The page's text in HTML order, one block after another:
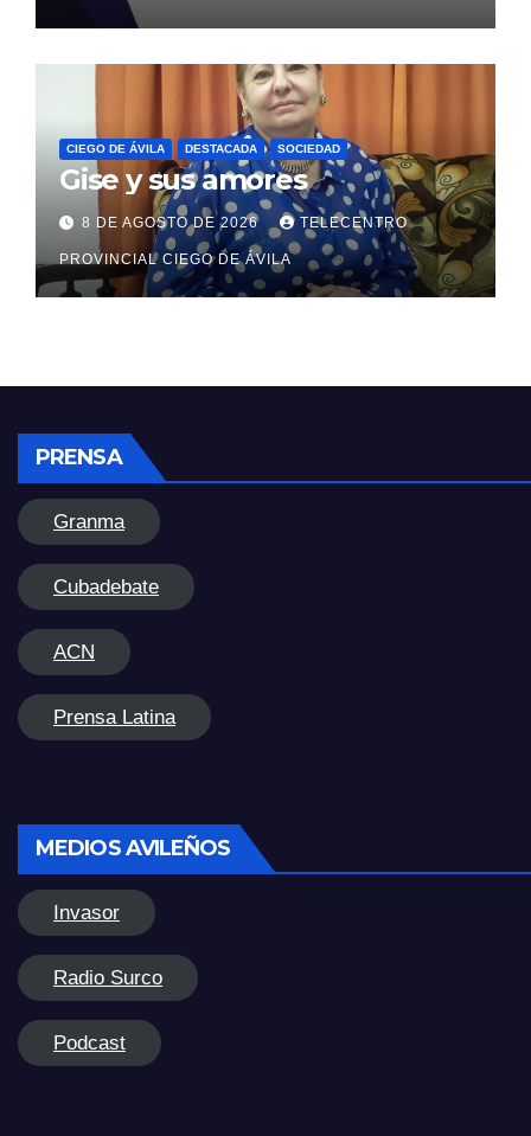
CIEGO DE ÁVILA DESTACADA SOCIEDAD
Gise y sus amores
8 DE AGOSTO DE 2026 TELECENTRO
PROVINCIAL CIEGO DE ÁVILA
PRENSA
Granma
Cubadebate
ACN
Prensa Latina
MEDIOS AVILEÑOS
Invasor
Radio Surco
Podcast